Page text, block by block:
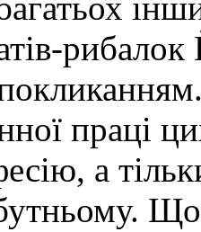
рибалок
праці
а